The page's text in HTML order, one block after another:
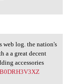
web log. the nation's
a a great decent
accessories